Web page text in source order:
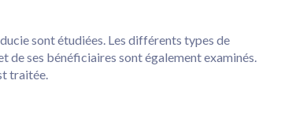
sont étudiées. Les différents types de
de ses bénéficiaires sont également examinés.
traitée.